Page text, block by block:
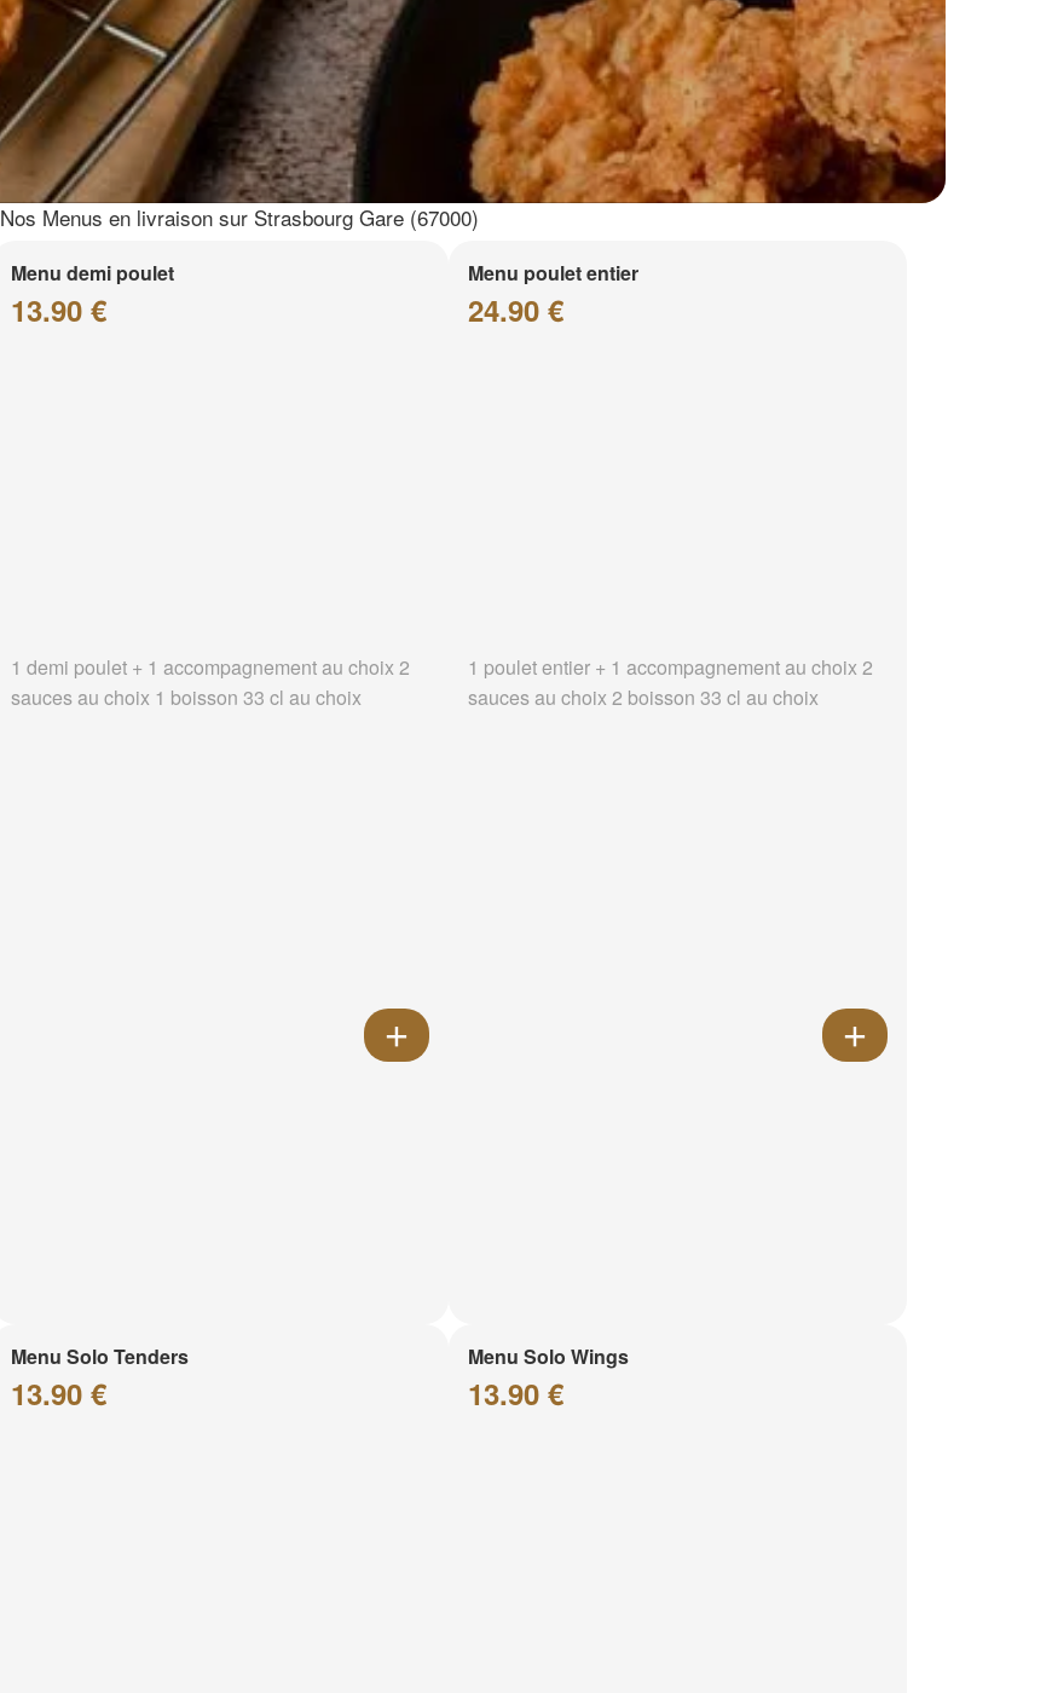
Nos Menus en livraison sur Strasbourg Gare (67000)
Menu demi poulet
13.90 €
1 demi poulet + 1 accompagnement au choix 2
sauces au choix 1 boisson 33 cl au choix
Menu poulet entier
24.90 €
1 poulet entier + 1 accompagnement au choix 2
sauces au choix 2 boisson 33 cl au choix
Menu Solo Tenders
13.90 €
Menu Solo Wings
13.90 €